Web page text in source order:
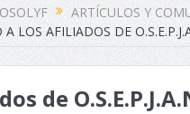
ARTÍCULOS Y
LOS AFILIADOS DE
de